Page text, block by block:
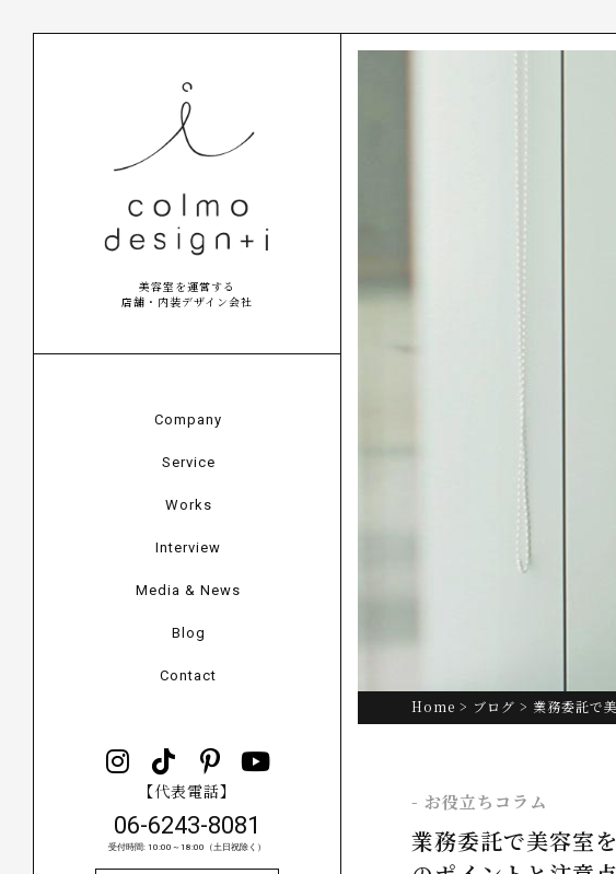
美容室を運営する
店舗・内装デザイン会社
Company
Service
Works
Interview
Media & News
Blog
Contact
【代表電話】
06-6243-8081
受付時間: 10:00～18:00（土日祝除く）
Home > ブログ > 業務委託で
- お役立ちコラム
業務委託で美容室